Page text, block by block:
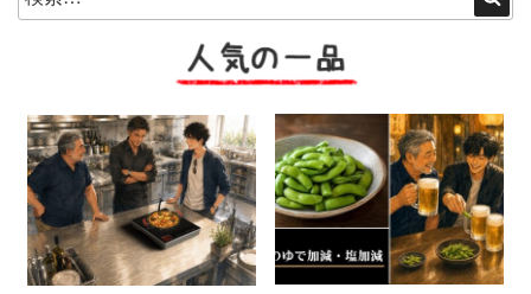
索:
索